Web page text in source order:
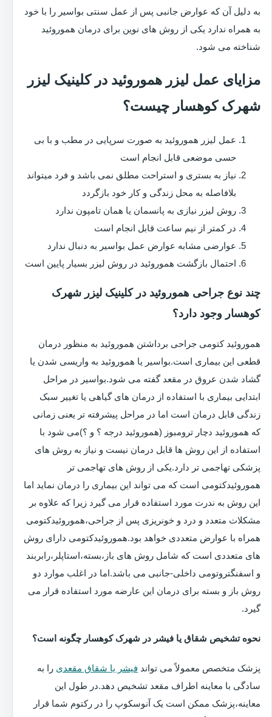
به دلیل آن که عوارض جانبی پس از عمل سنتی بواسیر را با خود
به همراه ندارد یکی از روش های نوین برای درمان هموروئید
شناخته می شود.
مزایای عمل لیزر هموروئید در کلینیک لیزر
شهرک کوهسار چیست؟
عمل لیزر هموروئید به صورت سرپایی در مطب و با بی
حسی موضعی قابل انجام است
نیاز به بستری و استراحت مطلق نمی باشد و فرد میتواند
بلافاصله به محل زندگی و کار خود بازگردد
روش لیزر نیازی به پانسمان یا همان تامپون ندارد
در کمتر از نیم ساعت قابل انجام است
عوارضی مشابه عوارض عمل بواسیر به دنبال ندارد
احتمال بازگشت هموروئید در روش لیزر بسیار پایین است
چند نوع جراحی هموروئید در کلینیک لیزر شهرک
کوهسار وجود دارد؟
هموروئید کتومی جراحی برداشتن هموروئید به منظور درمان
قطعی این بیماری است.بواسیر یا هموروئید به واریسی شدن یا
گشاد شدن عروق در مقعد گفته می شود.بواسیر در مراحل
ابتدایی بیماری با استفاده از درمان های گیاهی یا تغییر سبک
زندگی قابل درمان است اما در مراحل پیشرفته تر یعنی زمانی
که هموروئید دچار ترومبوز (هموروئید درجه ؟ و ؟)می شود با
استفاده از این روش ها قابل درمان نیست و نیاز به روش های
پزشکی تهاجمی تر دارد.یکی از روش های تهاجمی تر
هموروئیدکتومی است که می تواند این بیماری را درمان نماید اما
این روش به ندرت مورد استفاده قرار می گیرد زیرا که علاوه بر
مشکلات متعدد و درد و خونریزی پس از جراحی،هموروئیدکتومی
همراه با عوارض متعددی خواهد بود.هموروئیدکتومی دارای روش
های متعددی است که شامل روش های باز،بسته،استاپلر،رابربند
و اسفنگتروتومی داخلی-جانبی می باشد.اما در اغلب موارد دو
روش باز و بسته برای درمان این عارضه مورد استفاده قرار می
گیرد.
نحوه تشخیص شقاق یا فیشر در شهرک کوهسار چگونه است؟
پزشک متخصص معمولاً می تواند فیشر یا شقاق مقعدی را به
سادگی با معاینه اطراف مقعد تشخیص دهد.در طول این
معاینه،پزشک ممکن است یک آنوسکوپ را در رکتوم شما قرار